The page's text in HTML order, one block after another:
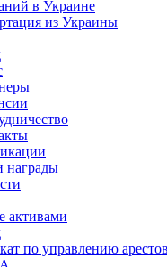
в Украине
из Украины
награды
активами
по управлению